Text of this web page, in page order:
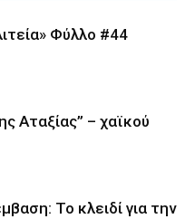
Φύλλο #44
Αταξίας” – χαϊκού
Το κλειδί για την